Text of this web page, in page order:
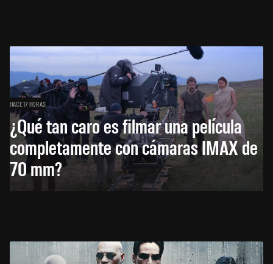
HACE 17 HORAS
¿Qué tan caro es filmar una película
completamente con cámaras IMAX de
70 mm?